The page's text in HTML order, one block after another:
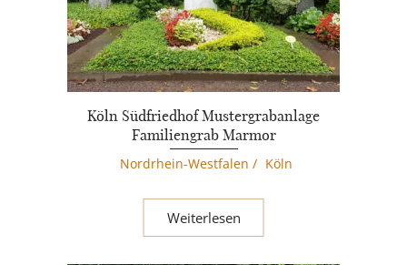
Köln Südfriedhof Mustergrabanlage
Familiengrab Marmor
Nordrhein-Westfalen / Köln
Weiterlesen